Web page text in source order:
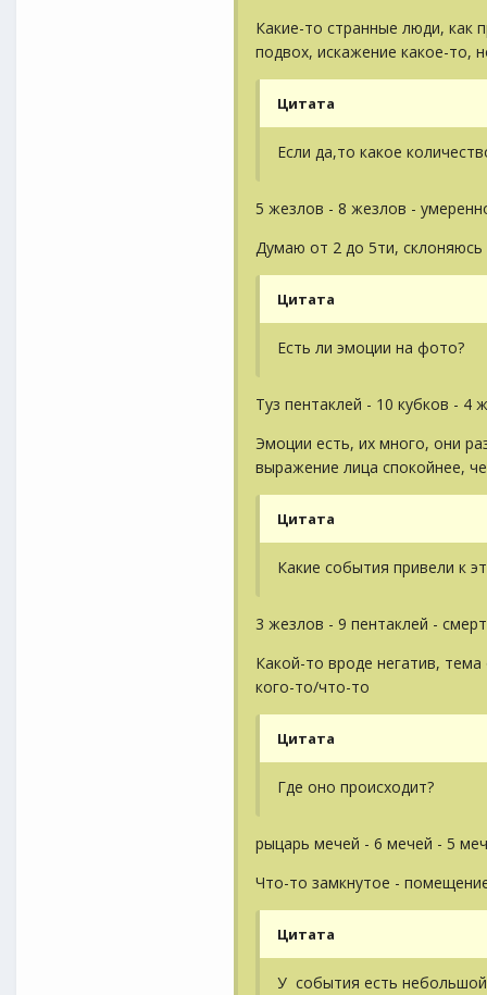
Какие-то странные люди, как
подвох, искажение какое-то,
Цитата
Если да,то какое
5 жезлов - 8 жезлов -
Думаю от 2 до 5ти, склоняюсь
Цитата
Есть ли эмоции на фото?
Туз пентаклей - 10 кубков - 4
Эмоции есть, их много, они
выражение лица спокойнее,
Цитата
Какие события привели к
3 жезлов - 9 пентаклей -
Какой-то вроде негатив,
кого-то/что-то
Цитата
Где оно происходит?
рыцарь мечей - 6 мечей - 5
Что-то замкнутое -
Цитата
У события есть